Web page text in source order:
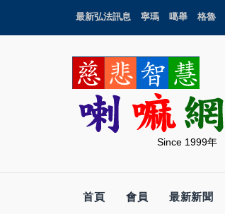
最新弘法訊息 寧瑪 噶舉 格魯
Since 1999年
首頁 會員 最新新聞